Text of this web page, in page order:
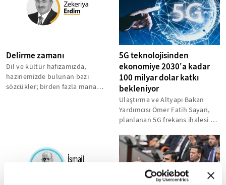
Delirme zamanı
Dil ve kültür hafızamızda,
hazinemizde bulunan bazı
sözcükler; birden fazla manayı,
5G teknolojisinden
ekonomiye 2030'a kadar
100 milyar dolar katkı
bekleniyor
Ulaştırma ve Altyapı Bakan
Yardımcısı Ömer Fatih Sayan,
planlanan 5G frekans ihalesi ve
kapsama...